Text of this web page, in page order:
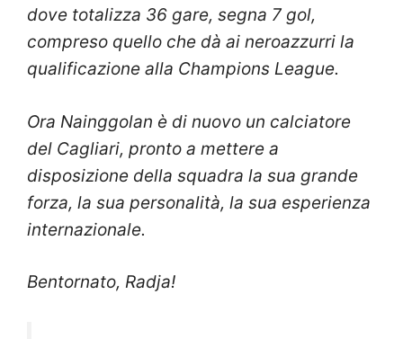
dove totalizza 36 gare, segna 7 gol,
compreso quello che dà ai neroazzurri la
qualificazione alla Champions League.
Ora Nainggolan è di nuovo un calciatore
del Cagliari, pronto a mettere a
disposizione della squadra la sua grande
forza, la sua personalità, la sua esperienza
internazionale.
Bentornato, Radja!